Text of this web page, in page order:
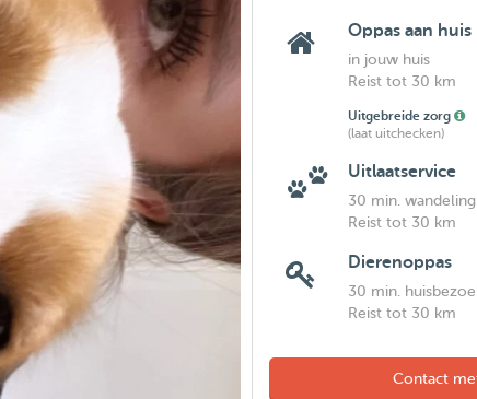
Oppas aan huis
in jouw huis
Reist tot 30 km
Uitgebreide zorg
(laat uitchecken)
Uitlaatservice
30 min. wandeling
Reist tot 30 km
Dierenoppas
30 min.
Reist tot 30 km
Contact